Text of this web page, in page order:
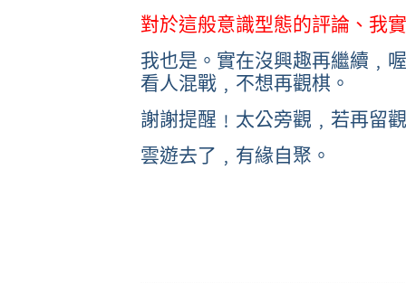
對於這般意識型態的評論、我
我也是。實在沒興趣再繼續﹐
看人混戰﹐不想再觀棋。
謝謝提醒﹗太公旁觀﹐若再留
雲遊去了﹐有緣自聚。